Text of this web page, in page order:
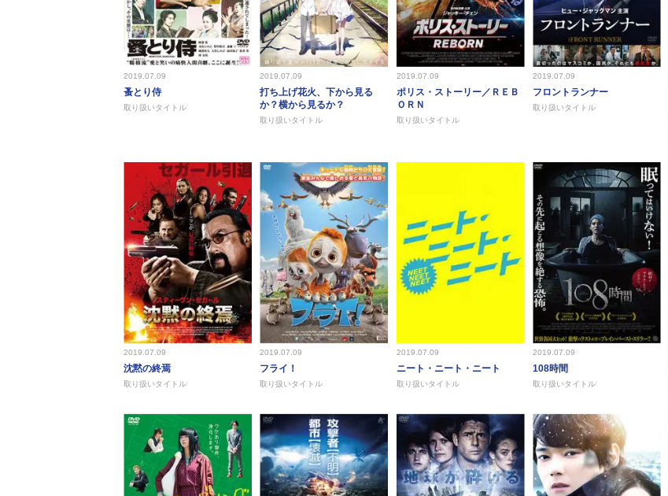
2019.07.09
蚤とり侍
取り扱いタイトル
2019.07.09
打ち上げ花火、下から見る
か？横から見るか？
取り扱いタイトル
2019.07.09
ポリス・ストーリー／ＲＥＢ
ＯＲＮ
取り扱いタイトル
2019.07.09
フロントランナー
取り扱いタイトル
2019.07.09
沈黙の終焉
取り扱いタイトル
2019.07.09
フライ！
取り扱いタイトル
2019.07.09
ニート・ニート・ニート
取り扱いタイトル
2019.07.09
108時間
取り扱いタイトル